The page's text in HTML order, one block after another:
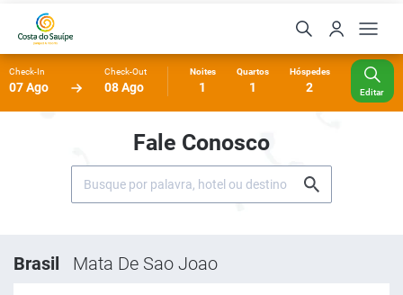
Check-In
07 Ago
Check-Out
08 Ago
Noites
1
Quartos
1
Hóspedes
2 Editar
Fale Conosco
Brasil Mata De Sao Joao